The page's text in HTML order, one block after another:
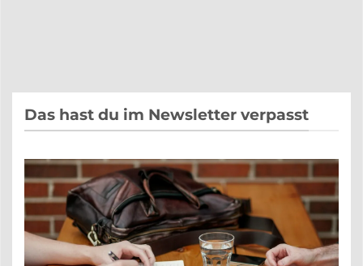
Das hast du im Newsletter verpasst